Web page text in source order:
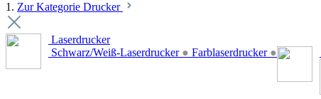
1. Zur Kategorie Drucker
Laserdrucker
Schwarz/Weiß-Laserdrucker ● Farblaserdrucker ●